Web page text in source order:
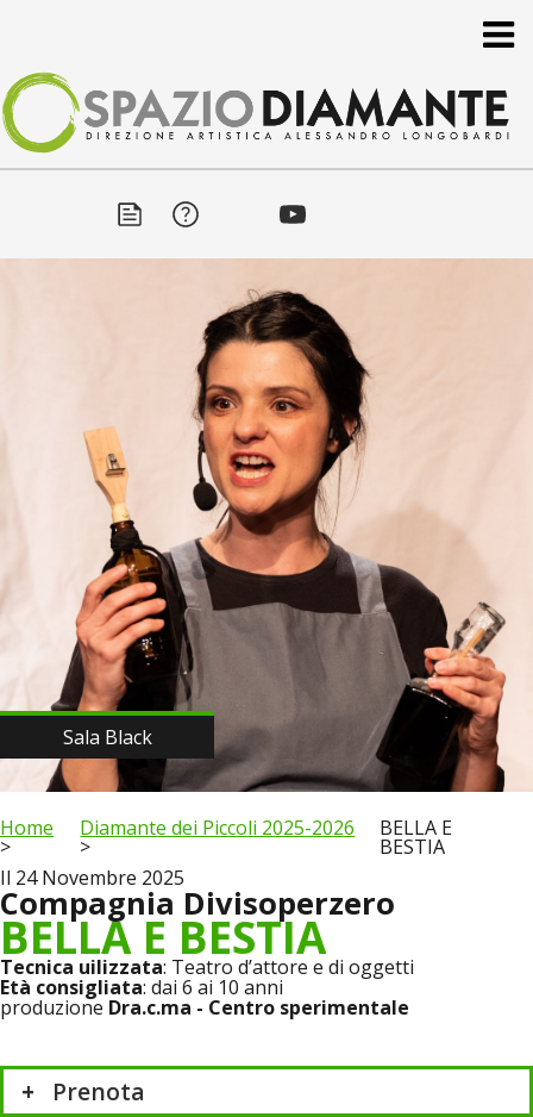
Sala Black
Home Diamante dei Piccoli 2025-2026 BELLA E
BESTIA
Il 24 Novembre 2025
Compagnia Divisoperzero
BELLA E BESTIA
Tecnica uilizzata: Teatro d’attore e di oggetti
Età consigliata: dai 6 ai 10 anni
produzione Dra.c.ma - Centro sperimentale
Prenota